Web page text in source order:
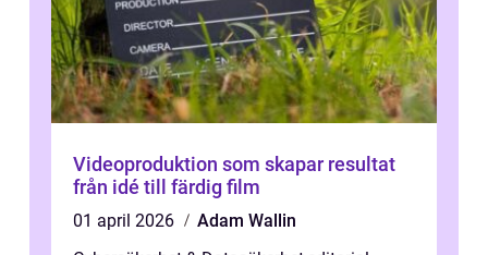
Videoproduktion som skapar resultat
från idé till färdig film
01 april 2026
Adam Wallin